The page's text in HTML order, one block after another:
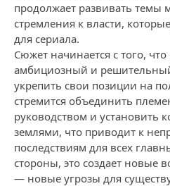
продолжает развивать темы
стремления к власти,
для сериала.
Сюжет начинается с того,
амбициозный и
укрепить свои позиции на
стремится объединить
руководством и установить
землями, что приводит к
последствиям для всех
стороны, это создает новые
— новые угрозы для